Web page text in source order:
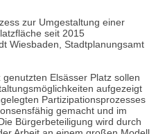
zur Umgestaltung einer
seit 2015
Wiesbaden, Stadtplanungsamt
Elsässer Platz sollen
aufgezeigt
Partizipationsprozesses
gemacht und im
Bürgerbeteiligung wird durch